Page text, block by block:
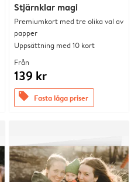
Stjärnklar magi
Premiumkort med tre olika val av
papper
Uppsättning med 10 kort
Från
139 kr
offers Fasta låga priser